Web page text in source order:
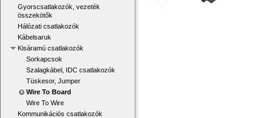
Gyorscsatlakozók, vezeték
összekötők
Hálózati csatlakozók
Kábelsaruk
Kisáramú csatlakozók
Sorkapcsok
Szalagkábel, IDC csatlakozók
Tüskesor, Jumper
Wire To Board
Wire To Wire
Kommunikációs csatlakozók